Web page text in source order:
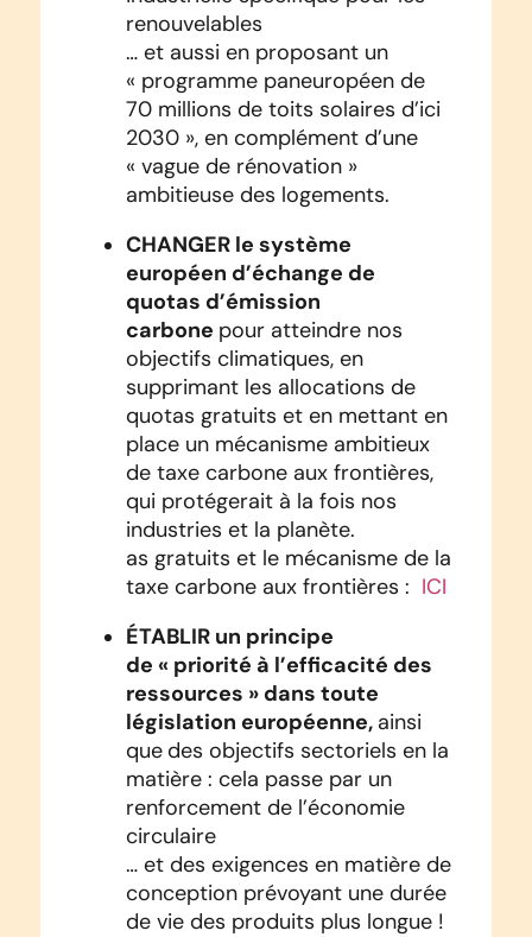
renouvelables
… et aussi en proposant un
« programme paneuropéen de
70 millions de toits solaires d’ici
2030 », en complément d’une
« vague de rénovation »
ambitieuse des logements.
CHANGER le système
européen d’échange de
quotas d’émission
carbone pour atteindre nos
objectifs climatiques, en
supprimant les allocations de
quotas gratuits et en mettant en
place un mécanisme ambitieux
de taxe carbone aux frontières,
qui protégerait à la fois nos
industries et la planète.
as gratuits et le mécanisme de la
taxe carbone aux frontières : ICI
ÉTABLIR un principe
de « priorité à l’efficacité des
ressources » dans toute
législation européenne, ainsi
que des objectifs sectoriels en la
matière : cela passe par un
renforcement de l’économie
circulaire
… et des exigences en matière de
conception prévoyant une durée
de vie des produits plus longue !